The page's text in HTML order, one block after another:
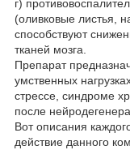
г)
(оливковые листья,
способствуют
тканей мозга.
Препарат
умственных
стрессе, синдроме
после
Вот описания
действие данного